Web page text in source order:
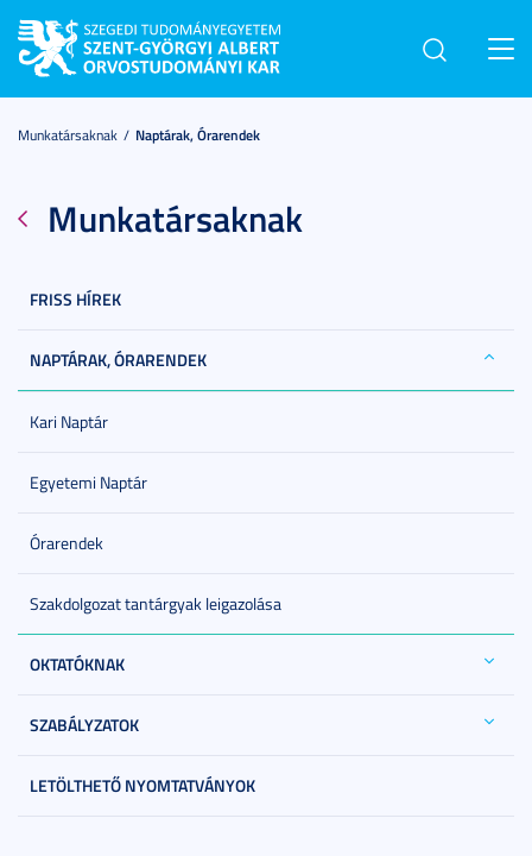
Munkatársaknak Naptárak, Órarendek
Munkatársaknak
FRISS HÍREK
NAPTÁRAK, ÓRARENDEK
Kari Naptár
Egyetemi Naptár
Órarendek
Szakdolgozat tantárgyak leigazolása
OKTATÓKNAK
SZABÁLYZATOK
LETÖLTHETŐ NYOMTATVÁNYOK